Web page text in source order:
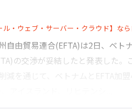
ル・ウェブ・サーバー・クラウド】な
自由貿易連合(EFTA)は2日、ベト
の交渉が妥結したと発表した。